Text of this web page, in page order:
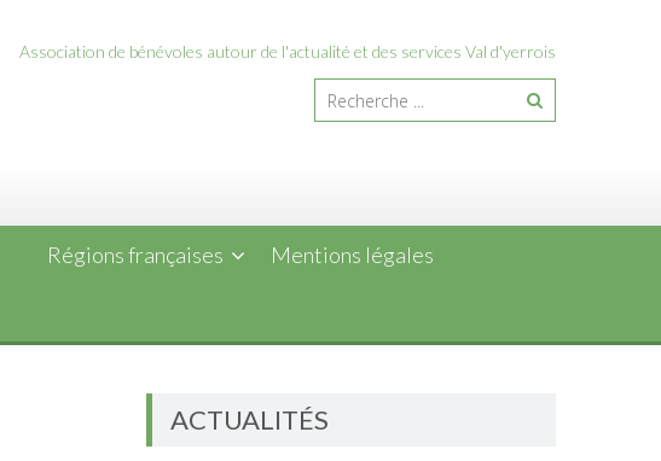
Association de bénévoles autour de l'actualité et des services Val d'yerrois
Régions françaises Mentions légales
ACTUALITÉS